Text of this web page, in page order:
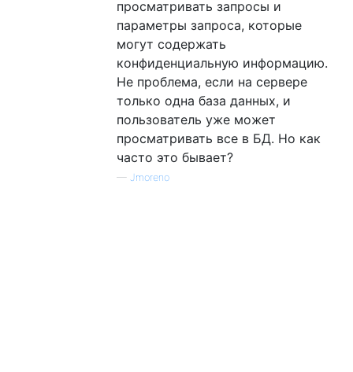
просматривать запросы и
параметры запроса, которые
могут содержать
конфиденциальную информацию.
Не проблема, если на сервере
только одна база данных, и
пользователь уже может
просматривать все в БД. Но как
часто это бывает?
— Jmoreno